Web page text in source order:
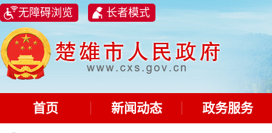
无障碍浏览 长者模式
首页 新闻动态 政务服务